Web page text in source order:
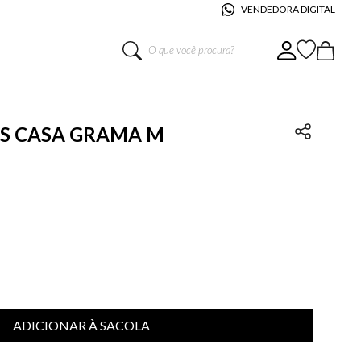
VENDEDORA DIGITAL
O que você procura?
CASA GRAMA M
ADICIONAR À SACOLA